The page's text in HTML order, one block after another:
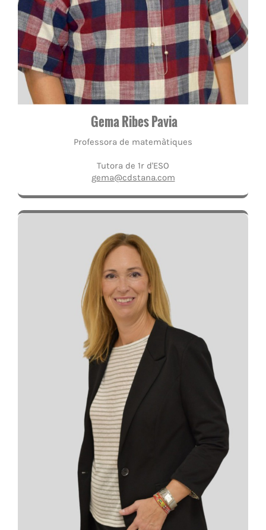
Gema Ribes Pavia
Professora de matemàtiques
Tutora de 1r d'ESO
gema@cdstana.com